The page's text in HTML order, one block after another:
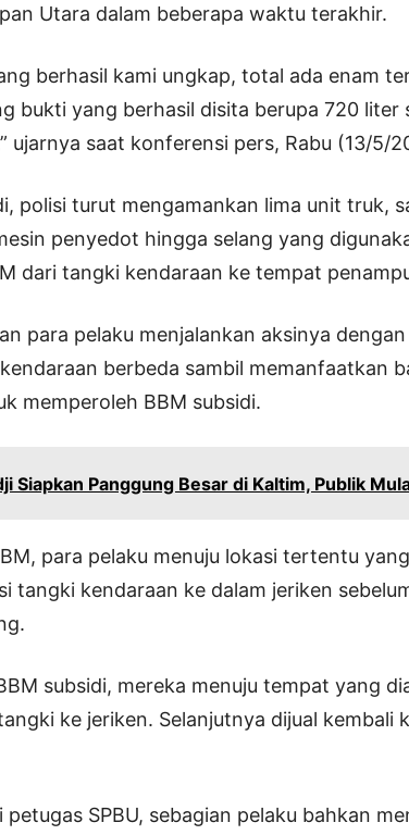
Utara dalam beberapa waktu terakhir.
berhasil kami ungkap, total ada enam
bukti yang berhasil disita berupa 720 liter
ujarnya saat konferensi pers, Rabu (13/5/
polisi turut mengamankan lima unit truk,
penyedot hingga selang yang
dari tangki kendaraan ke tempat
para pelaku menjalankan aksinya
berbeda sambil memanfaatkan
memperoleh BBM subsidi.
Siapkan Panggung Besar di Kaltim, Publik
para pelaku menuju lokasi tertentu
tangki kendaraan ke dalam jeriken
subsidi, mereka menuju tempat yang
ke jeriken. Selanjutnya dijual kembali
petugas SPBU, sebagian pelaku bahkan